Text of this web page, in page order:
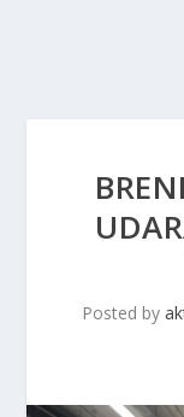
Posted by